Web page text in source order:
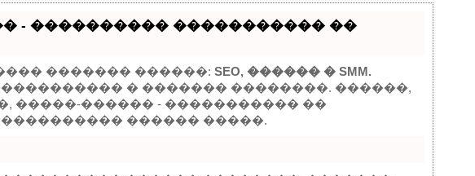
- ���������� ����������� ��
������� ������: SEO, ������ � SMM.
���������� � ������� ��������. ������,
�����-������ - ����������� ��
����������� ������ �����.